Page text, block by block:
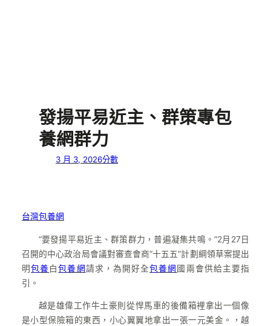
發揚平易近主、群策專包
養網群力
3 月 3, 2026分數
台灣包養網
“要發揚平易近主、群策群力，普遍凝集共鳴。”2月27日
召開的中心政治局會議對審查會商“十五五”計劃綱領草案提出
明包養 白包養網請求，為開好全包養網 國兩會供給主要指
引。
越是雄偉工作牛土豪則從悍馬車的後備箱裡拿出一個像
是小型保險箱的東西，小心翼翼地拿出一張一元美金。，越